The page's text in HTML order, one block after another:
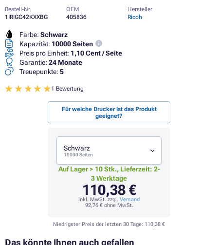
Bestell-Nr.
1IRIGC42KXXBG
OEM
405836
Hersteller
Ricoh
Farbe: Schwarz
Kapazität: 10000 Seiten
Preis pro Einheit: 1,10 Cent / Seite
Garantie: 24 Monate
Treuepunkte: 5
1 Bewertung
Für welche Drucker ist das Produkt
geeignet?
Schwarz
10000 Seiten
Auf Lager > 10 Stk., Lieferzeit: 2-
3 Werktage
110,38 €
inkl. MwSt. zzgl. Versand
92,76 €ohne MwSt.
Niedrigster Preis der letzten 30 Tage: 110,38 €
Das könnte Ihnen auch gefallen